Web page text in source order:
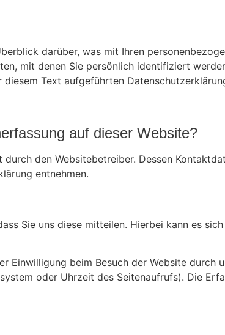
darüber, was mit Ihren
mit denen Sie persönlich identifiziert
Text aufgeführten
auf dieser Website?
den Websitebetreiber. Dessen
entnehmen.
Sie uns diese mitteilen. Hierbei kann es
Einwilligung beim Besuch der Website durch
oder Uhrzeit des Seitenaufrufs). Die